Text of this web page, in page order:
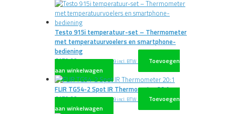
Testo 915i temperatuur-set – Thermometer
met temperatuurvoelers en smartphone-
bediening
€179,00 excl. BTW€216,59 incl. BTW
Toevoegen
aan winkelwagen
FLIR TG54-2 Spot IR Thermometer 20:1
€179,00 excl. BTW€216,59 incl. BTW
Toevoegen
aan winkelwagen